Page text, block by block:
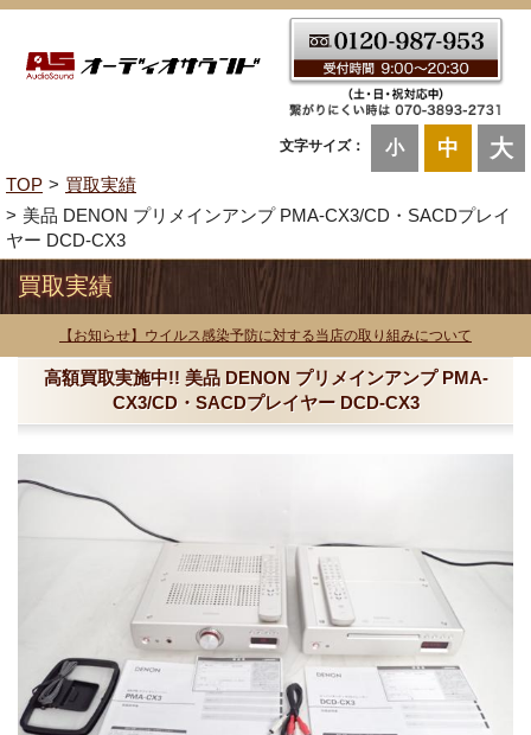
文字サイズ： 小 中 大
TOP
買取実績
美品 DENON プリメインアンプ PMA-CX3/CD・SACDプレイ
ヤー DCD-CX3
買取実績
【お知らせ】ウイルス感染予防に対する当店の取り組みについて
高額買取実施中!! 美品 DENON プリメインアンプ PMA-
CX3/CD・SACDプレイヤー DCD-CX3